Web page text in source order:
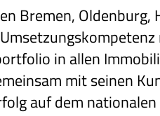
Bremen,
in allen
mit seinen
auf dem